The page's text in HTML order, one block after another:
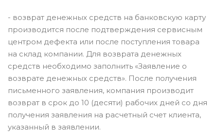
- возврат денежных средств на банковскую карту
производится после подтверждения сервисным
центром дефекта или после поступления товара
на склад компании. Для возврата денежных
средств необходимо заполнить «Заявление о
возврате денежных средств». После получения
письменного заявления, компания производит
возврат в срок до 10 (десяти) рабочих дней со дня
получения заявления на расчетный счет клиента,
указанный в заявлении.